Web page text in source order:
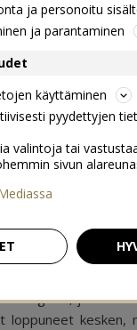
ja se
kesken,
ja personoitu
ja parantaminen
käyttäminen
pyydettyjen
valintoja tai
sivun